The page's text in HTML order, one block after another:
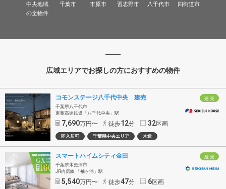
中央地域
の全物件
千葉市 市原市 習志野市 八千代市 四街道市
広域エリアでお探しの方におすすめの物件
建 売
コモンステージ八千代中央 建売
千葉県八千代市
東葉高速鉄道「八千代中央」駅
7,690万円〜 徒歩12分 32区画
即入居可 千葉県中央エリア 木造
建 売
スマートハイムシティ金田
千葉県木更津市
JR内房線 「袖ヶ浦」駅
5,540万円〜 徒歩47分 6区画